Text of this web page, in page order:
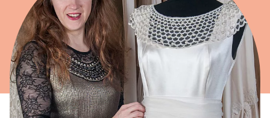
bezoek
agenda
over